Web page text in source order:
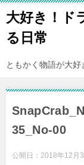
大好き！ド
る日常
ともかく物語が大好
35_No-00
公開日： 2018年12月3